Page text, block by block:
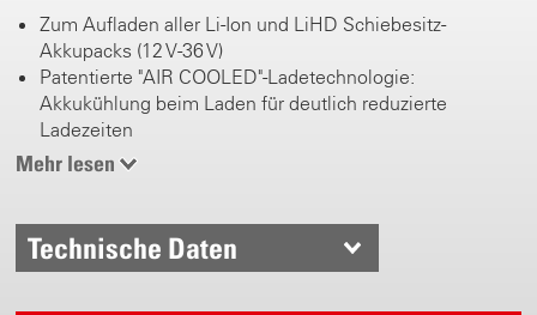
Zum Aufladen aller Li-Ion und LiHD Schiebesitz-
Akkupacks (12 V-36 V)
Patentierte "AIR COOLED"-Ladetechnologie:
Akkukühlung beim Laden für deutlich reduzierte
Ladezeiten
Sehr geringe Stand-by Aufnahmeleistung
Ladezyklen
Zum Aufladen aller Akkupacks der CAS Marken:
Mehr lesen
Technische Daten